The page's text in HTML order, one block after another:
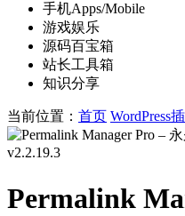
手机Apps/Mobile
游戏娱乐
源码百宝箱
站长工具箱
知识分享
当前位置： 首页 WordPress
Permalink